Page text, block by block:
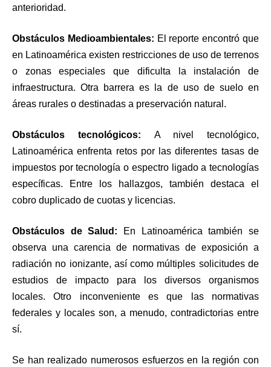
anterioridad.
Obstáculos Medioambientales: El reporte encontró que
en Latinoamérica existen restricciones de uso de terrenos
o zonas especiales que dificulta la instalación de
infraestructura. Otra barrera es la de uso de suelo en
áreas rurales o destinadas a preservación natural.
Obstáculos tecnológicos: A nivel
tecnológico,
Latinoamérica enfrenta retos por las diferentes tasas de
impuestos por tecnología o espectro ligado a tecnologías
específicas. Entre los hallazgos, también destaca el
cobro duplicado de cuotas y licencias.
Obstáculos de Salud: En
Latinoamérica también se
observa una carencia de normativas de exposición a
radiación no ionizante, así como múltiples solicitudes de
estudios de impacto para los diversos organismos
locales. Otro inconveniente es que las normativas
federales y locales son, a menudo, contradictorias entre
sí.
Se han realizado numerosos esfuerzos en la región con